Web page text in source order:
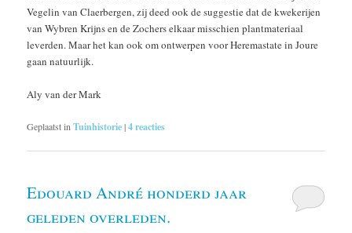
Vegelin van Claerbergen, zij deed ook de suggestie dat de kwekerijen
van Wybren Krijns en de Zochers elkaar misschien plantmateriaal
leverden. Maar het kan ook om ontwerpen voor Heremastate in Joure
gaan natuurlijk.
Aly van der Mark
Geplaatst inTuinhistorie|4reacties
Edouard André honderd jaar
geleden overleden.